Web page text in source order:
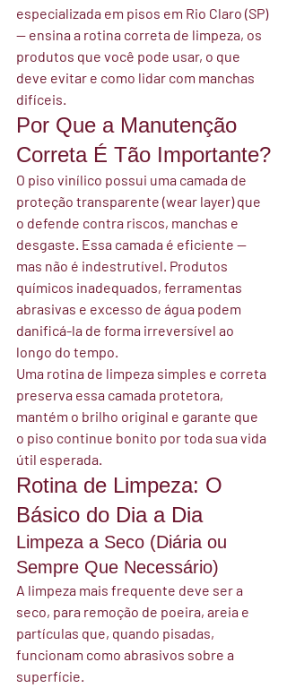
especializada em pisos em Rio Claro (SP)
— ensina a rotina correta de limpeza, os
produtos que você pode usar, o que
deve evitar e como lidar com manchas
difíceis.
Por Que a Manutenção
Correta É Tão Importante?
O piso vinílico possui uma camada de
proteção transparente (wear layer) que
o defende contra riscos, manchas e
desgaste. Essa camada é eficiente —
mas não é indestrutível. Produtos
químicos inadequados, ferramentas
abrasivas e excesso de água podem
danificá-la de forma irreversível ao
longo do tempo.
Uma rotina de limpeza simples e correta
preserva essa camada protetora,
mantém o brilho original e garante que
o piso continue bonito por toda sua vida
útil esperada.
Rotina de Limpeza: O
Básico do Dia a Dia
Limpeza a Seco (Diária ou
Sempre Que Necessário)
A limpeza mais frequente deve ser a
seco, para remoção de poeira, areia e
partículas que, quando pisadas,
funcionam como abrasivos sobre a
superfície.